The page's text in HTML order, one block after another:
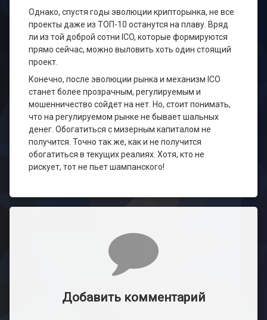
Однако, спустя годы эволюции крипторынка, не все
проекты даже из ТОП-10 останутся на плаву. Вряд
ли из той доброй сотни ICO, которые формируются
прямо сейчас, можно выловить хоть один стоящий
проект.
Конечно, после эволюции рынка и механизм ICO
станет более прозрачным, регулируемым и
мошенничество сойдет на нет. Но, стоит понимать,
что на регулируемом рынке не бывает шальных
денег. Обогатиться с мизерным капиталом не
получится. Точно так же, как и не получится
обогатиться в текущих реалиях. Хотя, кто не
рискует, тот не пьет шампанского!
Добавить комментарий